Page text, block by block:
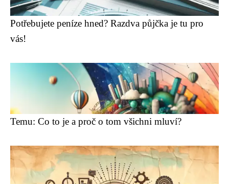
Potřebujete peníze hned? Razdva půjčka je tu pro
vás!
Temu: Co to je a proč o tom všichni mluví?